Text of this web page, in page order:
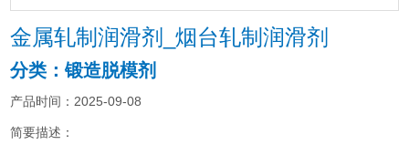
金属轧制润滑剂_烟台轧制润滑剂
分类：锻造脱模剂
产品时间：2025-09-08
简要描述：